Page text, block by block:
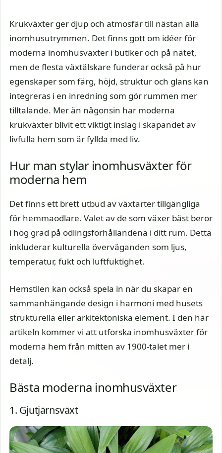
Krukväxter ger djup och atmosfär till nästan alla
inomhusutrymmen. Det finns gott om idéer för
moderna inomhusväxter i butiker och på nätet,
men de flesta växtälskare funderar också på hur
egenskaper som färg, höjd, struktur och glans kan
integreras i en inredning som gör rummen mer
tilltalande. Mer än någonsin har moderna
krukväxter blivit ett viktigt inslag i skapandet av
livfulla hem som är fyllda med liv.
Hur man stylar inomhusväxter för
moderna hem
Det finns ett brett utbud av växtarter tillgängliga
för hemmaodlare. Valet av de som växer bäst beror
i hög grad på odlingsförhållandena i ditt rum. Detta
inkluderar kulturella överväganden som ljus,
temperatur, fukt och luftfuktighet.
Hemstilen kan också spela in när du skapar en
sammanhängande design i harmoni med husets
strukturella eller arkitektoniska element. I den här
artikeln kommer vi att utforska inomhusväxter för
moderna hem från mitten av 1900-talet mer i
detalj.
Bästa moderna inomhusväxter
1. Gjutjärnsväxt